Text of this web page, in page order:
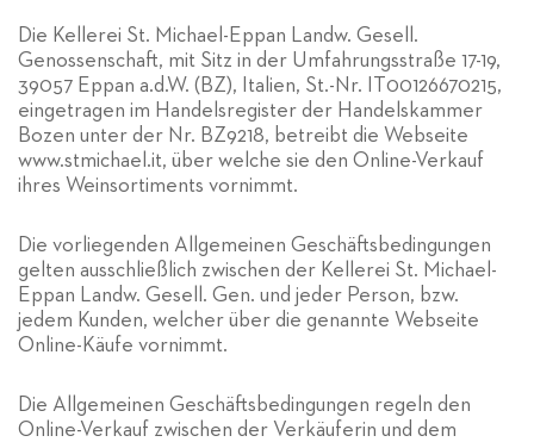
Die Kellerei St. Michael-Eppan Landw. Gesell.
Genossenschaft, mit Sitz in der Umfahrungsstraße 17-19,
39057 Eppan a.d.W. (BZ), Italien, St.-Nr. IT00126670215,
eingetragen im Handelsregister der Handelskammer
Bozen unter der Nr. BZ9218, betreibt die Webseite
www.stmichael.it, über welche sie den Online-Verkauf
ihres Weinsortiments vornimmt.
Die vorliegenden Allgemeinen Geschäftsbedingungen
gelten ausschließlich zwischen der Kellerei St. Michael-
Eppan Landw. Gesell. Gen. und jeder Person, bzw.
jedem Kunden, welcher über die genannte Webseite
Online-Käufe vornimmt.
Die Allgemeinen Geschäftsbedingungen regeln den
Online-Verkauf zwischen der Verkäuferin und dem